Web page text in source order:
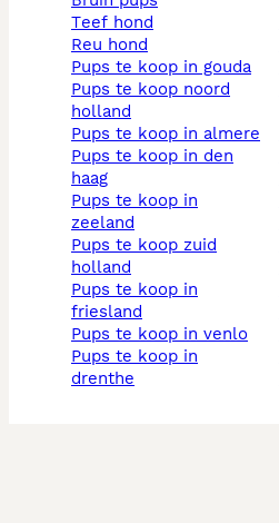
teef hond
reu hond
pups te koop in gouda
pups te koop noord
holland
pups te koop in almere
pups te koop in den
haag
pups te koop in
zeeland
pups te koop zuid
holland
pups te koop in
friesland
pups te koop in venlo
pups te koop in
drenthe